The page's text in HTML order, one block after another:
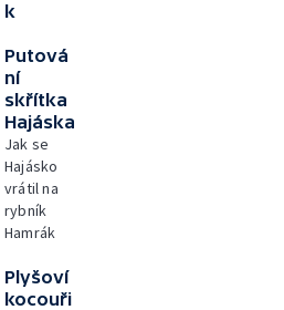
k
Putová
ní
skřítka
Hajáska
Jak se
Hajásko
vrátil na
rybník
Hamrák
Plyšoví
kocouři